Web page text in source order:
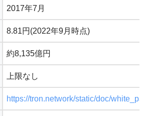
2017年7月
8.81円(2022年9月時点)
約8,135億円
上限なし
https://tron.network/static/doc/